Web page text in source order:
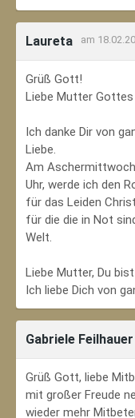
Laureta am
Grüß Gott!
Liebe Mutter
Ich danke Dir von
Liebe.
Am
Uhr, werde ich den
für das Leiden
für die die in Not
Welt.
Liebe Mutter, Du
Ich liebe Dich von
Gabriele Feilhauer
Grüß Gott, liebe
mit großer Freude
wieder mehr